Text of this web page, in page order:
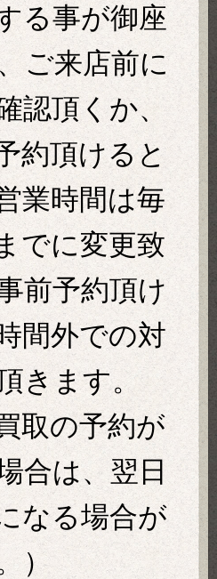
る事が御座
ご来店前に
認頂くか、
約頂けると
業時間は毎
でに変更致
前予約頂け
間外での対
きます。
取の予約が
合は、翌日
なる場合が
）